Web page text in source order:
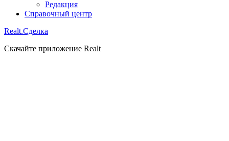
Редакция
Справочный центр
Realt.Сделка
Скачайте приложение Realt